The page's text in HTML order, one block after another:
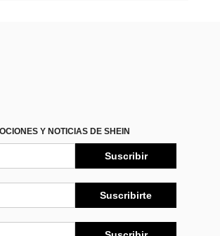
Y NOTICIAS DE SHEIN
Suscribir
Suscribirte